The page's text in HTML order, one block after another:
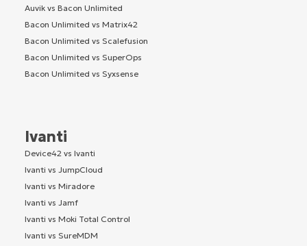
Auvik vs Bacon Unlimited
Bacon Unlimited vs Matrix42
Bacon Unlimited vs Scalefusion
Bacon Unlimited vs SuperOps
Bacon Unlimited vs Syxsense
Ivanti
Device42 vs Ivanti
Ivanti vs JumpCloud
Ivanti vs Miradore
Ivanti vs Jamf
Ivanti vs Moki Total Control
Ivanti vs SureMDM